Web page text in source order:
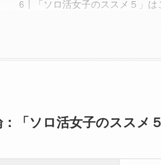
「ソロ活女子のススメ５」
：「ソロ活女子のススメ